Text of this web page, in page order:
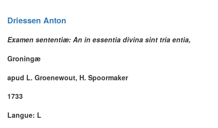
Driessen Anton
Examen sententiæ: An in essentia divina sint tria entia,
Groningæ
apud L. Groenewout, H. Spoormaker
1733
Langue: L